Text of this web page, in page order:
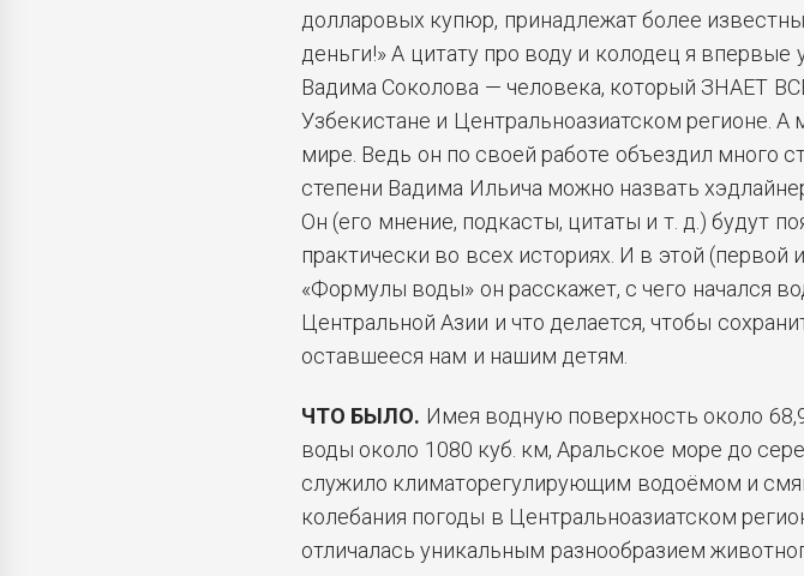
долларовых купюр, принадлежат более
деньги!» А цитату про воду и колодец я впервые
Вадима Соколова — человека, который ЗНАЕТ
Узбекистане и Центральноазиатском регионе.
мире. Ведь он по своей работе объездил много
степени Вадима Ильича можно назвать
Он (его мнение, подкасты, цитаты и т. д.) будут
практически во всех историях. И в этой (первой
«Формулы воды» он расскажет, с чего начался
Центральной Азии и что делается, чтобы
оставшееся нам и нашим детям.
ЧТО БЫЛО. Имея водную поверхность около
воды около 1080 куб. км, Аральское море до
служило климаторегулирующим водоёмом и
колебания погоды в Центральноазиатском
отличалась уникальным разнообразием